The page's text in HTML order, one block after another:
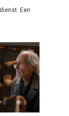
Een
0 0